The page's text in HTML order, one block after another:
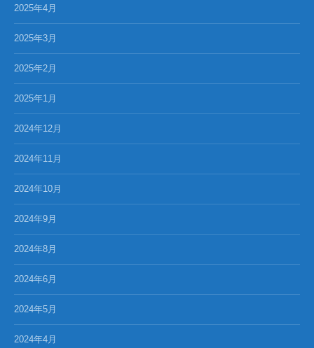
2025年4月
2025年3月
2025年2月
2025年1月
2024年12月
2024年11月
2024年10月
2024年9月
2024年8月
2024年6月
2024年5月
2024年4月